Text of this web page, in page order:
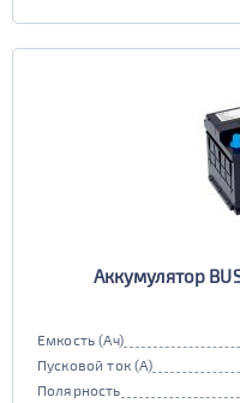
Аккумулятор
Емкость (Ач)
Пусковой ток (А)
Полярность